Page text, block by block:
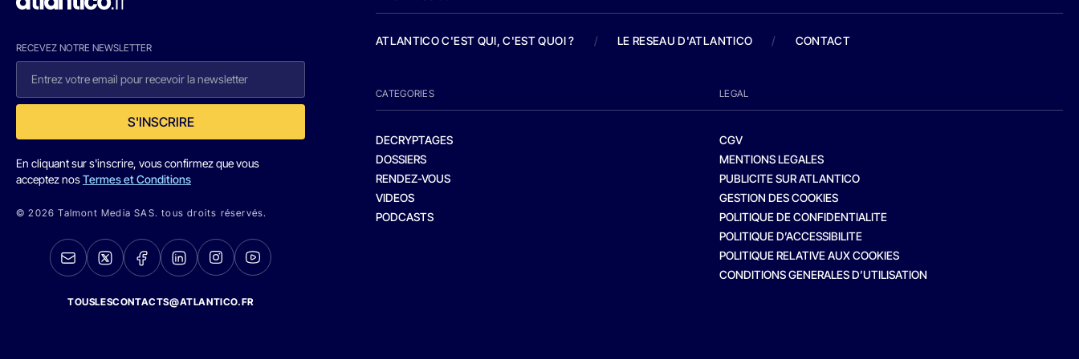
RECEVEZ NOTRE NEWSLETTER
S'INSCRIRE
En cliquant sur s'inscrire, vous confirmez que vous
acceptez nosTermes et Conditions
© 2026 Talmont Media SAS. tous droits réservés.
TOUSLESCONTACTS@ATLANTICO.FR
ATLANTICO C'EST QUI, C'EST QUOI ? / LE RESEAU D'ATLANTICO / CONTACT
CATEGORIES
DECRYPTAGES
DOSSIERS
RENDEZ-VOUS
VIDEOS
PODCASTS
LEGAL
CGV
MENTIONS LEGALES
PUBLICITE SUR ATLANTICO
GESTION DES COOKIES
POLITIQUE DE CONFIDENTIALITE
POLITIQUE D’ACCESSIBILITE
POLITIQUE RELATIVE AUX COOKIES
CONDITIONS GENERALES D’UTILISATION